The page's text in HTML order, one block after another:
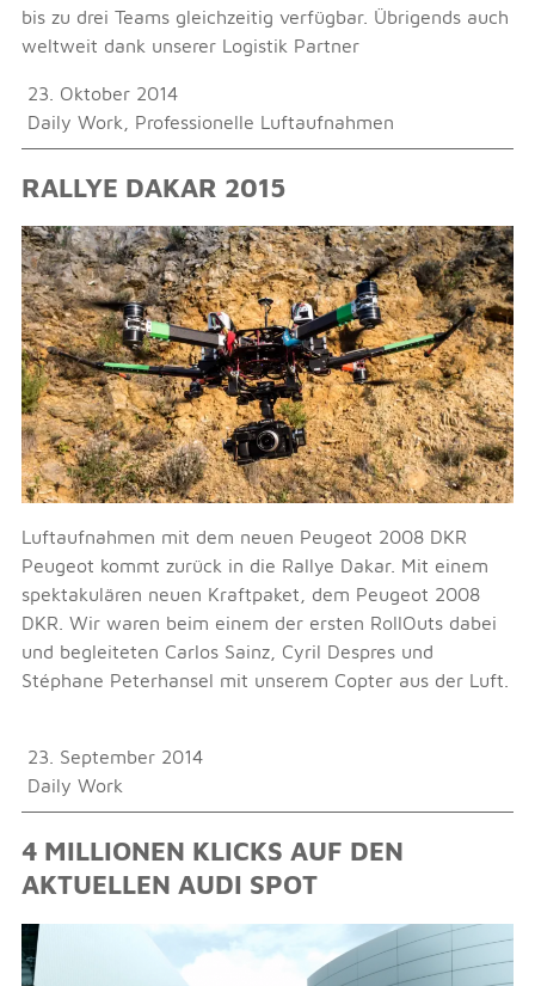
bis zu drei Teams gleichzeitig verfügbar. Übrigends auch
weltweit dank unserer Logistik Partner
23. Oktober 2014
Daily Work
Professionelle Luftaufnahmen
RALLYE DAKAR 2015
Luftaufnahmen mit dem neuen Peugeot 2008 DKR
Peugeot kommt zurück in die Rallye Dakar. Mit einem
spektakulären neuen Kraftpaket, dem Peugeot 2008
DKR. Wir waren beim einem der ersten RollOuts dabei
und begleiteten Carlos Sainz, Cyril Despres und
Stéphane Peterhansel mit unserem Copter aus der Luft.
23. September 2014
Daily Work
4 MILLIONEN KLICKS AUF DEN
AKTUELLEN AUDI SPOT